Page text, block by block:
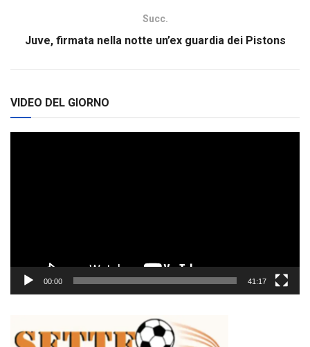
Succ.
Juve, firmata nella notte un’ex guardia dei Pistons
VIDEO DEL GIORNO
00:00 41:17